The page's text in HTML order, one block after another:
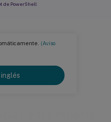
(Aviso
inglés
de PowerShell